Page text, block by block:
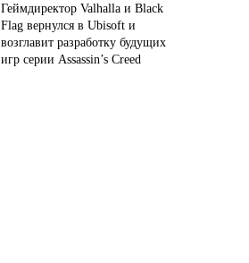
Геймдиректор Valhalla и Black
Flag вернулся в Ubisoft и
возглавит разработку будущих
игр серии Assassin’s Creed